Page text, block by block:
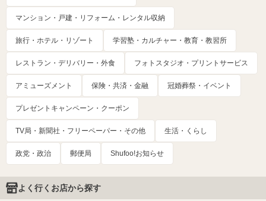
マンション・戸建・リフォーム・レンタル収納
旅行・ホテル・リゾート 学習塾・カルチャー・教育・教習所
レストラン・デリバリー・外食 フォトスタジオ・プリントサービス
アミューズメント 保険・共済・金融 冠婚葬祭・イベント
プレゼントキャンペーン・クーポン
TV局・新聞社・フリーペーパー・その他 生活・くらし
政党・政治 郵便局 Shufoo!お知らせ
よく行くお店から探す